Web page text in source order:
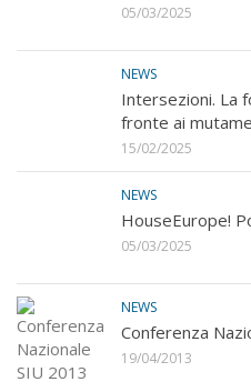
05/03/2025
NEWS
Intersezioni. La
fronte ai
15/02/2025
NEWS
HouseEurope!
05/03/2025
NEWS
Conferenza
19/04/2013